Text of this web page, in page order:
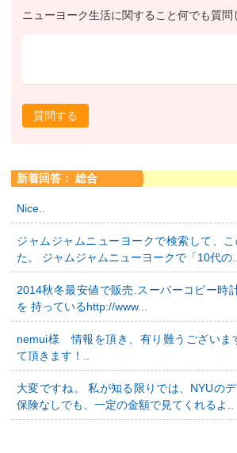
ニューヨーク生活に関すること何でも質問
質問する
新着回答： 総合
Nice..
ジャムジャムニューヨークで検索して、
た。 ジャムジャムニューヨークで「10代の..
2014秋冬最安値で販売.スーパーコピー時
を 持っているhttp://www...
nemui様 情報を頂き、有り難うございま
て頂きます！..
大変ですね。 私が知る限りでは、NYUの
保険なしでも、一定の金額で見てくれるよ..